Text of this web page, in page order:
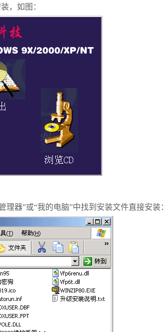
，如图：
器”或“我的电脑”中找到安装文件直接安装：